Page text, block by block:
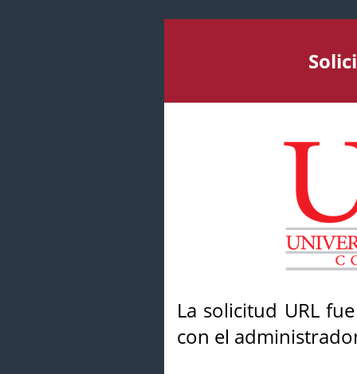
La solicitud URL
con el